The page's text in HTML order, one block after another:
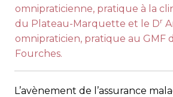
omnipraticienne, pratique à la
du Plateau-Marquette et le Dr
omnipraticien, pratique au GMF
Fourches.
L’avènement de l’assurance